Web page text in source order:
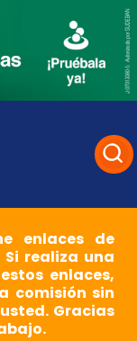
enlaces de
Si realiza una
enlaces,
comisión sin
Gracias